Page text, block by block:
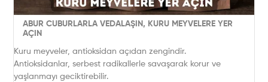
ABUR CUBURLARLA VEDALAŞIN, KURU MEYVELERE YER
AÇIN
Kuru meyveler, antioksidan açıdan zengindir.
Antioksidanlar, serbest radikallerle savaşarak korur ve
yaşlanmayı geciktirebilir.